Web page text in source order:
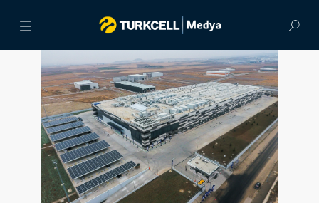
PRESS RELEASES
VIDEOS
ARCHIVE
CONTACT